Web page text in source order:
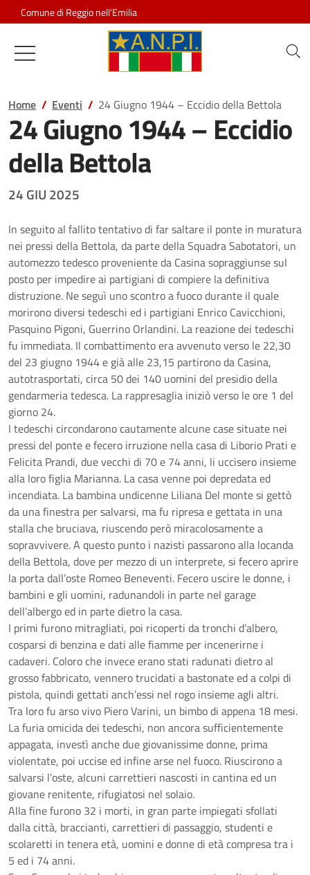
Salta al contenuto
Comune di Reggio nell'Emilia
Associazione Nazionale
Home Eventi 24 Giugno 1944 – Eccidio della Bettola
24 Giugno 1944 – Eccidio
della Bettola
24 GIU 2025
In seguito al fallito tentativo di far saltare il ponte in muratura
nei pressi della Bettola, da parte della Squadra Sabotatori, un
automezzo tedesco proveniente da Casina sopraggiunse sul
posto per impedire ai partigiani di compiere la definitiva
distruzione. Ne seguì uno scontro a fuoco durante il quale
morirono diversi tedeschi ed i partigiani Enrico Cavicchioni,
Pasquino Pigoni, Guerrino Orlandini. La reazione dei tedeschi
fu immediata. Il combattimento era avvenuto verso le 22,30
del 23 giugno 1944 e già alle 23,15 partirono da Casina,
autotrasportati, circa 50 dei 140 uomini del presidio della
gendarmeria tedesca. La rappresaglia iniziò verso le ore 1 del
giorno 24.
I tedeschi circondarono cautamente alcune case situate nei
pressi del ponte e fecero irruzione nella casa di Liborio Prati e
Felicita Prandi, due vecchi di 70 e 74 anni, li uccisero insieme
alla loro figlia Marianna. La casa venne poi depredata ed
incendiata. La bambina undicenne Liliana Del monte si gettò
da una finestra per salvarsi, ma fu ripresa e gettata in una
stalla che bruciava, riuscendo però miracolosamente a
sopravvivere. A questo punto i nazisti passarono alla locanda
della Bettola, dove per mezzo di un interprete, si fecero aprire
la porta dall’oste Romeo Beneventi. Fecero uscire le donne, i
bambini e gli uomini, radunandoli in parte nel garage
dell’albergo ed in parte dietro la casa.
I primi furono mitragliati, poi ricoperti da tronchi d’albero,
cosparsi di benzina e dati alle fiamme per incenerirne i
cadaveri. Coloro che invece erano stati radunati dietro al
grosso fabbricato, vennero trucidati a bastonate ed a colpi di
pistola, quindi gettati anch’essi nel rogo insieme agli altri.
Tra loro fu arso vivo Piero Varini, un bimbo di appena 18 mesi.
La furia omicida dei tedeschi, non ancora sufficientemente
appagata, investì anche due giovanissime donne, prima
violentate, poi uccise ed infine arse nel fuoco. Riuscirono a
salvarsi l’oste, alcuni carrettieri nascosti in cantina ed un
giovane renitente, rifugiatosi nel solaio.
Alla fine furono 32 i morti, in gran parte impiegati sfollati
dalla città, braccianti, carrettieri di passaggio, studenti e
scolaretti in tenera età, uomini e donne di età compresa tra i
5 ed i 74 anni.